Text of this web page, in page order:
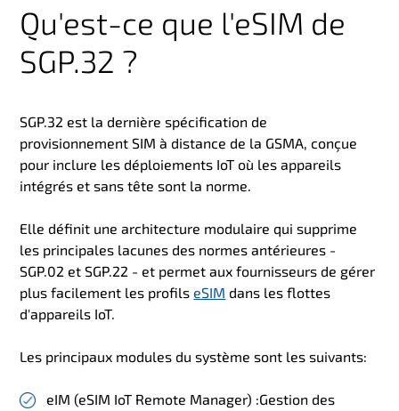
Qu'est-ce que l'eSIM de
SGP.32 ?
SGP.32 est la dernière spécification de
provisionnement SIM à distance de la GSMA, conçue
pour inclure les déploiements IoT où les appareils
intégrés et sans tête sont la norme.
Elle définit une architecture modulaire qui supprime
les principales lacunes des normes antérieures -
SGP.02 et SGP.22 - et permet aux fournisseurs de gérer
plus facilement les profilseSIM dans les flottes
d'appareils IoT.
Les principaux modules du système sont les suivants:
eIM (eSIM IoT Remote Manager) :Gestion des